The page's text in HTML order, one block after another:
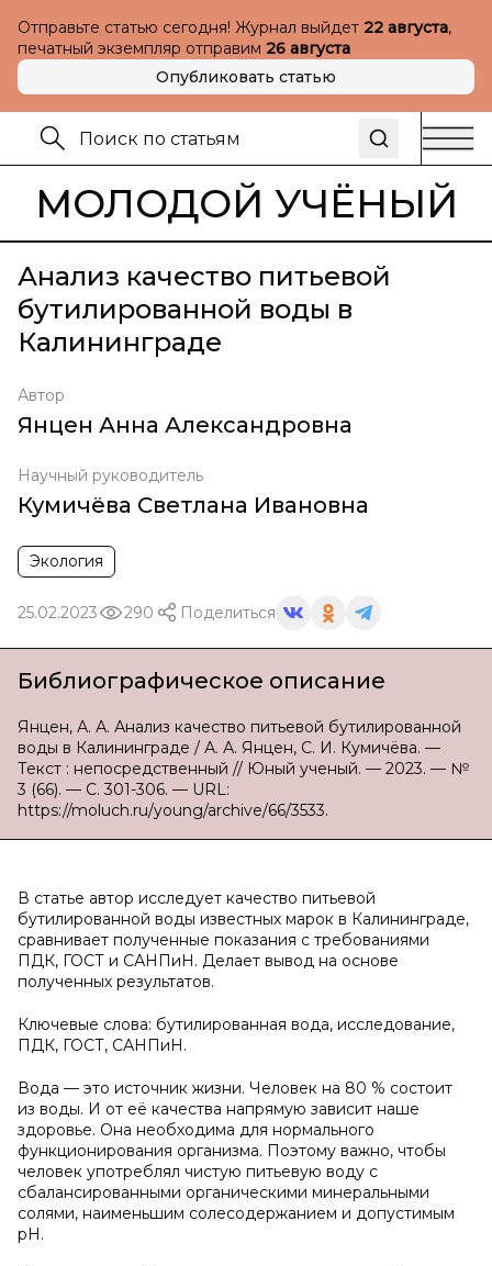
Отправьте статью сегодня! Журнал выйдет 22 августа,
печатный экземпляр отправим 26 августа
Опубликовать статью
МОЛОДОЙ УЧЁНЫЙ
Анализ качество питьевой
бутилированной воды в
Калининграде
Автор
Янцен Анна Александровна
Научный руководитель
Кумичёва Светлана Ивановна
Экология
25.02.2023 290 Поделиться
Библиографическое описание
Янцен, А. А. Анализ качество питьевой бутилированной
воды в Калининграде / А. А. Янцен, С. И. Кумичёва. —
Текст : непосредственный // Юный ученый. — 2023. — №
3 (66). — С. 301-306. — URL:
https://moluch.ru/young/archive/66/3533.
В статье автор исследует качество питьевой
бутилированной воды известных марок в Калининграде,
сравнивает полученные показания с требованиями
ПДК, ГОСТ и САНПиН. Делает вывод на основе
полученных результатов.
Ключевые слова: бутилированная вода, исследование,
ПДК, ГОСТ, САНПиН.
Вода — это источник жизни. Человек на 80 % состоит
из воды. И от её качества напрямую зависит наше
здоровье. Она необходима для нормального
функционирования организма. Поэтому важно, чтобы
человек употреблял чистую питьевую воду с
сбалансированными органическими минеральными
солями, наименьшим солесодержанием и допустимым
pH.